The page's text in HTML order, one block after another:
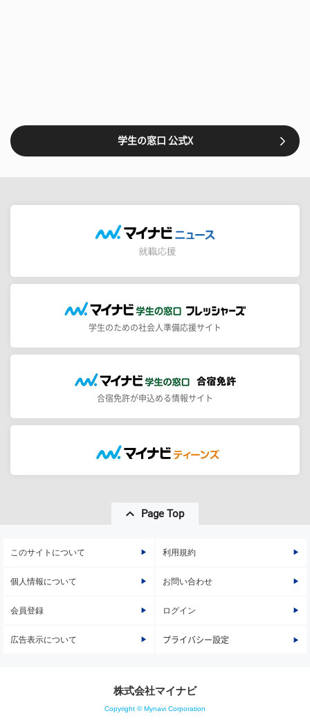
学生の窓口 公式X
学生のための社会人準備応援サイト
合宿免許が申込める情報サイト
Page Top
このサイトについて 利用規約
個人情報について お問い合わせ
会員登録 ログイン
広告表示について プライバシー設定
株式会社マイナビ
Copyright © Mynavi Corporation